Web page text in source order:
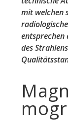
mit welchen
entsprechen
des